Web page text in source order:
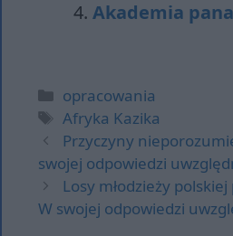
Akademia
Kategorie
opracowania
Tagi
Afryka Kazika
Przyczyny
swojej odpowiedzi
Losy młodzieży
W swojej odpowiedzi